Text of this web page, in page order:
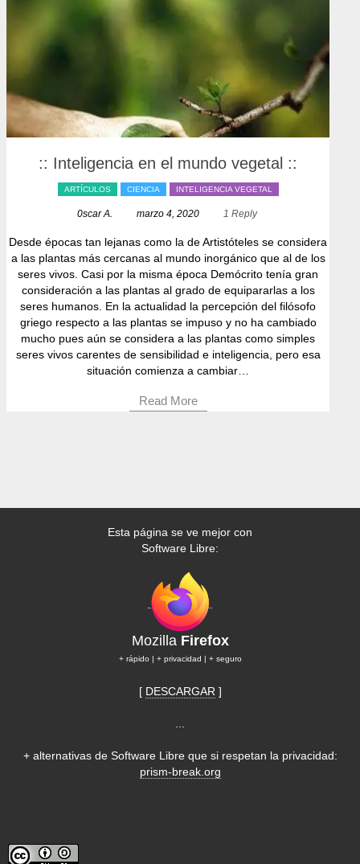
:: Inteligencia en el mundo vegetal ::
ARTÍCULOS CIENCIA INTELIGENCIA VEGETAL
0scar A. marzo 4, 2020 1 Reply
Desde épocas tan lejanas como la de Artistóteles se considera
a las plantas más cercanas al mundo inorgánico que al de los
seres vivos. Casi por la misma época Demócrito tenía gran
consideración a las plantas al grado de equipararlas a los
seres humanos. En la actualidad la percepción del filósofo
griego respecto a las plantas se impuso y no ha cambiado
mucho pues aún se considera a las plantas como simples
seres vivos carentes de sensibilidad e inteligencia, pero esa
situación comienza a cambiar…
Read More
Esta página se ve mejor con
Software Libre:
Mozilla Firefox
+ rápido | + privacidad | + seguro
[ DESCARGAR ]
+ alternativas de Software Libre que si respetan la privacidad:
prism-break.org